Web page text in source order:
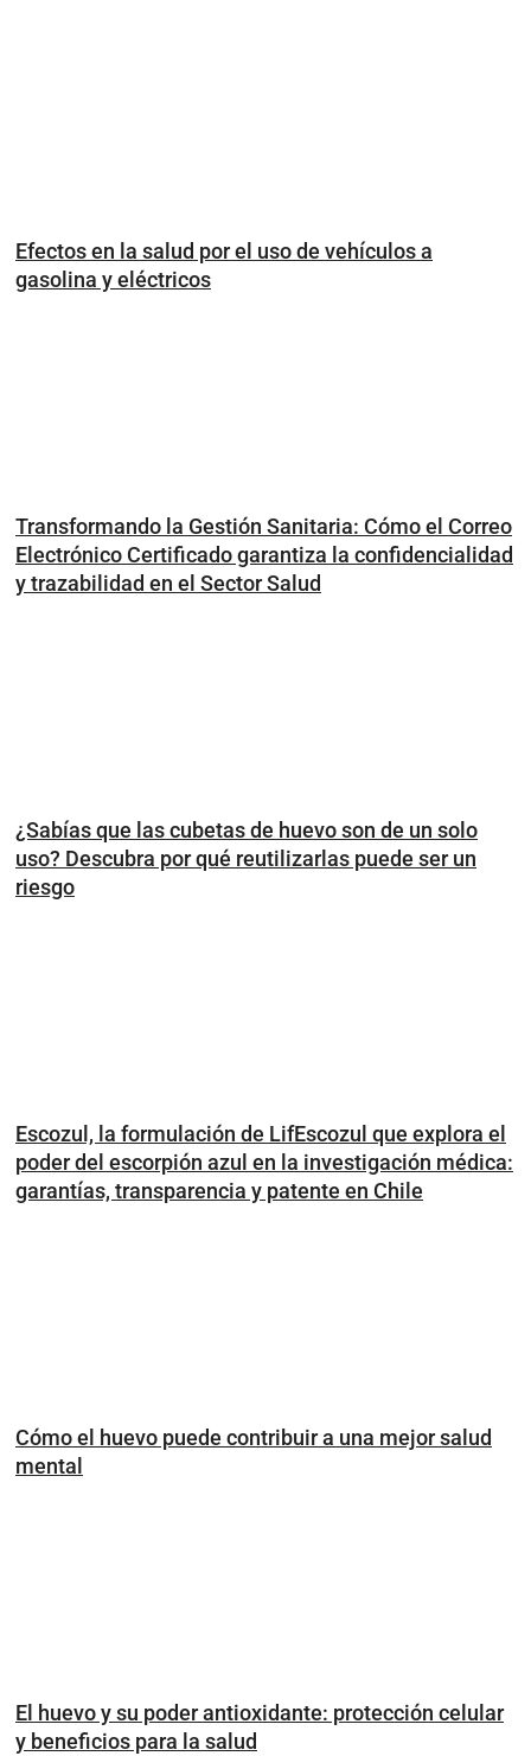
Efectos en la salud por el uso de vehículos a
gasolina y eléctricos
Transformando la Gestión Sanitaria: Cómo el Correo
Electrónico Certificado garantiza la confidencialidad
y trazabilidad en el Sector Salud
¿Sabías que las cubetas de huevo son de un solo
uso? Descubra por qué reutilizarlas puede ser un
riesgo
Escozul, la formulación de LifEscozul que explora el
poder del escorpión azul en la investigación médica:
garantías, transparencia y patente en Chile
Cómo el huevo puede contribuir a una mejor salud
mental
El huevo y su poder antioxidante: protección celular
y beneficios para la salud